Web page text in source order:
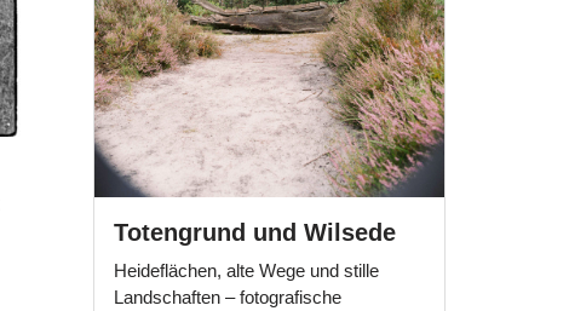
Totengrund und Wilsede
Heideflächen, alte Wege und stille
Landschaften – fotografische